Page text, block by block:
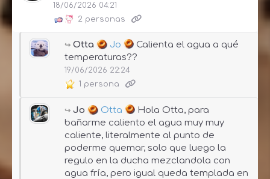
18/06/2026 04:21
2 personas
Otta Jo
Calienta el agua a qué
temperaturas??
19/06/2026 22:24
1 persona
Jo Otta
Hola Otta, para
bañarme caliento el agua muy muy
caliente, literalmente al punto de
poderme quemar, solo que luego la
regulo en la ducha mezclandola con
agua fría, pero igual queda templada en